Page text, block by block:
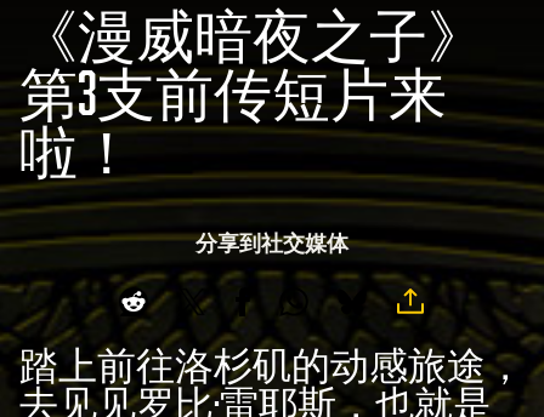
《漫威暗夜之子》
第3支前传短片来
啦！
分享到社交媒体
踏上前往洛杉矶的动感旅途，
去见见罗比·雷耶斯，也就是